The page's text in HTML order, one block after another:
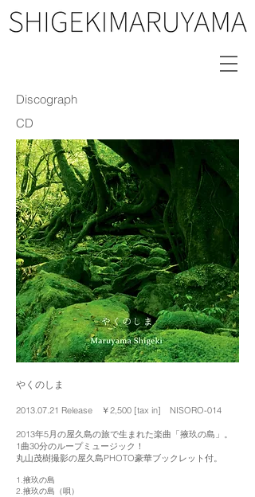
Discograph
CD
やくのしま
2013.07.21 Release ￥2,500 [tax in] NISORO-014
2013年5月の屋久島の旅で生まれた楽曲「掖玖の島」。
1曲30分のループミュージック！
丸山茂樹撮影の屋久島PHOTO豪華ブックレット付。
1.掖玖の島
2.掖玖の島（唄）